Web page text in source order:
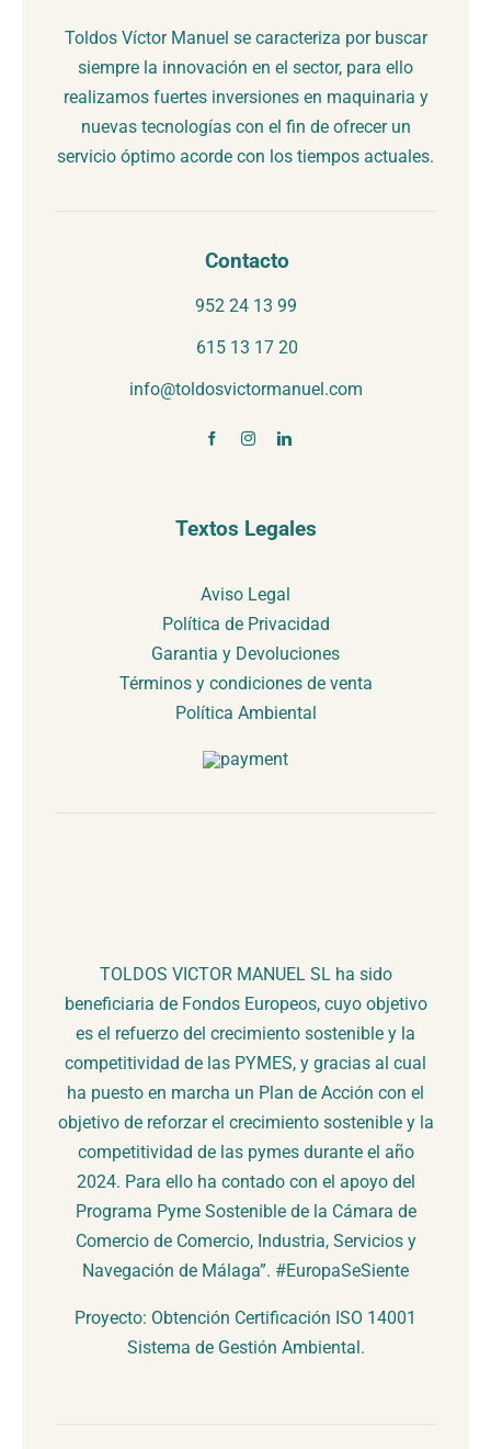
Toldos Víctor Manuel se caracteriza por buscar
siempre la innovación en el sector, para ello
realizamos fuertes inversiones en maquinaria y
nuevas tecnologías con el fin de ofrecer un
servicio óptimo acorde con los tiempos actuales.
Textos Legales
Aviso Legal
Política de Privacidad
Garantia y Devoluciones
Términos y condiciones de venta
Política Ambiental
Contacto
952 24 13 99
615 13 17 20
info@toldosvictormanuel.com
TOLDOS VICTOR MANUEL SL ha sido
beneficiaria de Fondos Europeos, cuyo objetivo
es el refuerzo del crecimiento sostenible y la
competitividad de las PYMES, y gracias al cual
ha puesto en marcha un Plan de Acción con el
objetivo de reforzar el crecimiento sostenible y la
competitividad de las pymes durante el año
2024. Para ello ha contado con el apoyo del
Programa Pyme Sostenible de la Cámara de
Comercio de Comercio, Industria, Servicios y
Navegación de Málaga”. #EuropaSeSiente
Proyecto: Obtención Certificación ISO 14001
Sistema de Gestión Ambiental.